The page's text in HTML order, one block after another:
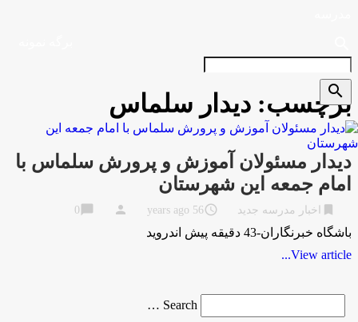
برچسب: دیدار سلماس
دیدار مسئولان آموزش و پرورش سلماس با
امام جمعه این شهرستان
اخبار مدرسه جدید access_time
56 years ago
person
chat_bubble
باشگاه خبرنگاران-43 دقیقه پیش اندروید
View article...
for
Search …
search